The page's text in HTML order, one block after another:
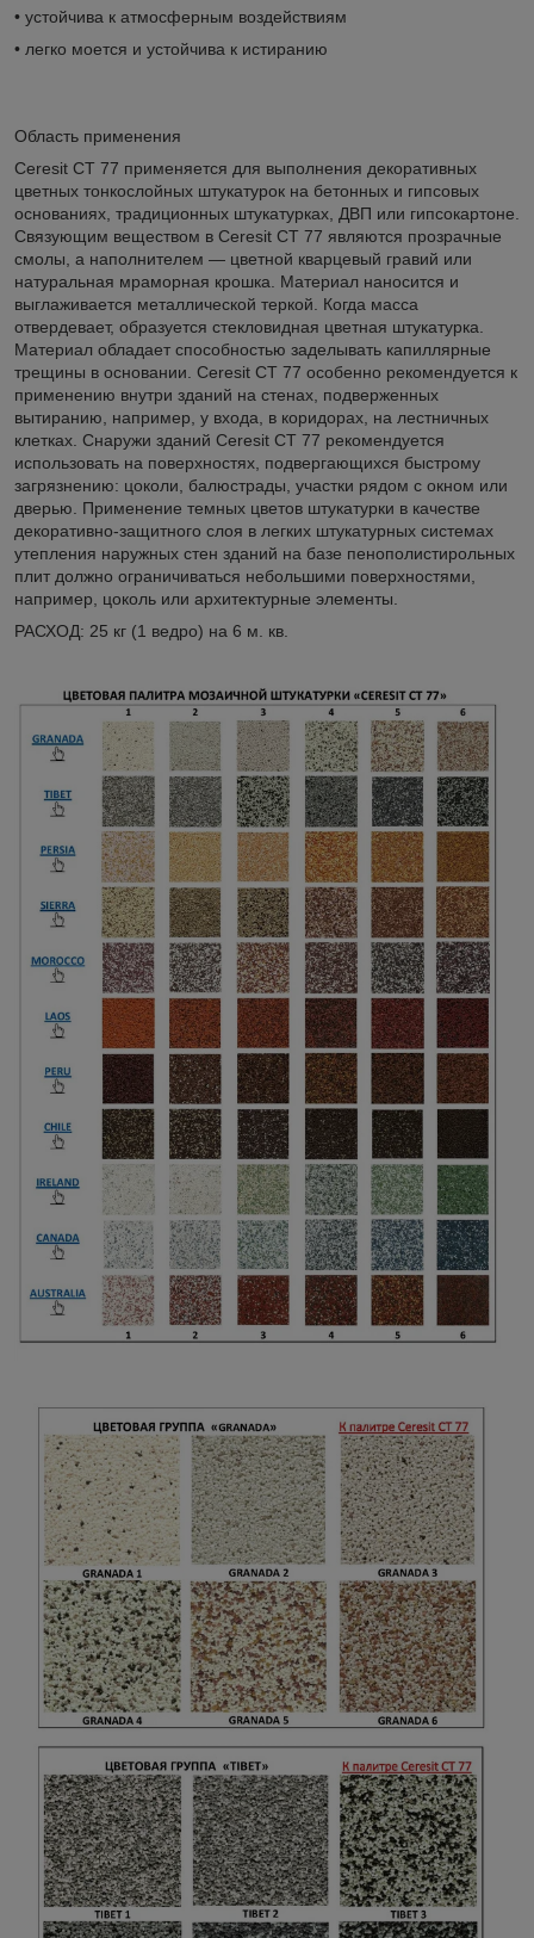
• устойчива к атмосферным воздействиям
• легко моется и устойчива к истиранию
Область применения
Ceresit CT 77 применяется для выполнения декоративных
цветных тонкослойных штукатурок на бетонных и гипсовых
основаниях, традиционных штукатурках, ДВП или гипсокартоне.
Связующим веществом в Ceresit CT 77 являются прозрачные
смолы, а наполнителем — цветной кварцевый гравий или
натуральная мраморная крошка. Материал наносится и
выглаживается металлической теркой. Когда масса
отвердевает, образуется стекловидная цветная штукатурка.
Материал обладает способностью заделывать капиллярные
трещины в основании. Ceresit CT 77 особенно рекомендуется к
применению внутри зданий на стенах, подверженных
вытиранию, например, у входа, в коридорах, на лестничных
клетках. Снаружи зданий Ceresit CT 77 рекомендуется
использовать на поверхностях, подвергающихся быстрому
загрязнению: цоколи, балюстрады, участки рядом с окном или
дверью. Применение темных цветов штукатурки в качестве
декоративно-защитного слоя в легких штукатурных системах
утепления наружных стен зданий на базе пенополистирольных
плит должно ограничиваться небольшими поверхностями,
например, цоколь или архитектурные элементы.
РАСХОД: 25 кг (1 ведро) на 6 м. кв.